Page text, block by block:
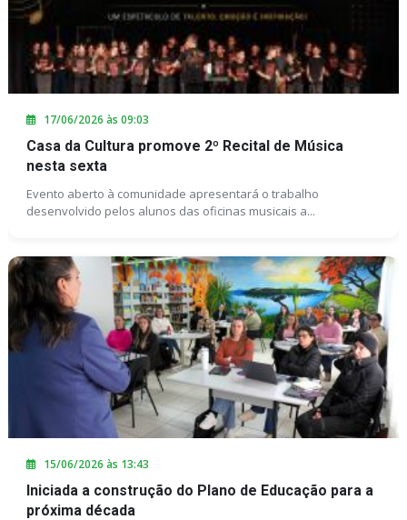
17/06/2026 às 09:03
Casa da Cultura promove 2º Recital de Música
nesta sexta
Evento aberto à comunidade apresentará o trabalho
desenvolvido pelos alunos das oficinas musicais a...
15/06/2026 às 13:43
Iniciada a construção do Plano de Educação para a
próxima década